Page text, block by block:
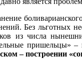
Без льготных
из числа
пришельцы» –
– построении